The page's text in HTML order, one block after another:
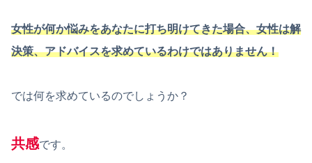
女性が何か悩みをあなたに打ち明けてきた場合、女性は解
決策、アドバイスを求めているわけではありません！
では何を求めているのでしょうか？
共感です。